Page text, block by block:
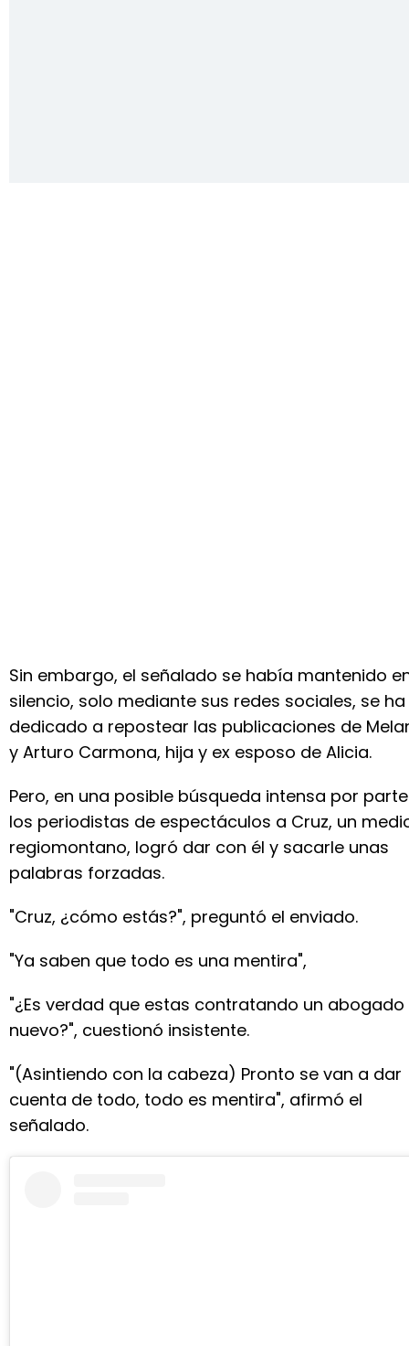
Sin embargo, el señalado se había mantenido
silencio, solo mediante sus redes sociales, se ha
dedicado a repostear las publicaciones de
y Arturo Carmona, hija y ex esposo de Alicia.
Pero, en una posible búsqueda intensa por
los periodistas de espectáculos a Cruz, un
regiomontano, logró dar con él y sacarle unas
palabras forzadas.
"Cruz, ¿cómo estás?", preguntó el enviado.
"Ya saben que todo es una mentira",
"¿Es verdad que estas contratando un abogado
nuevo?", cuestionó insistente.
"(Asintiendo con la cabeza) Pronto se van a dar
cuenta de todo, todo es mentira", afirmó el
señalado.